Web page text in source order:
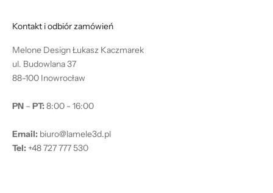
Kontakt i odbiór zamówień
Melone Design Łukasz Kaczmarek
ul. Budowlana 37
88-100 Inowrocław
PN – PT:8:00 - 16:00
Email: biuro@lamele3d.pl
Tel: +48 727 777 530